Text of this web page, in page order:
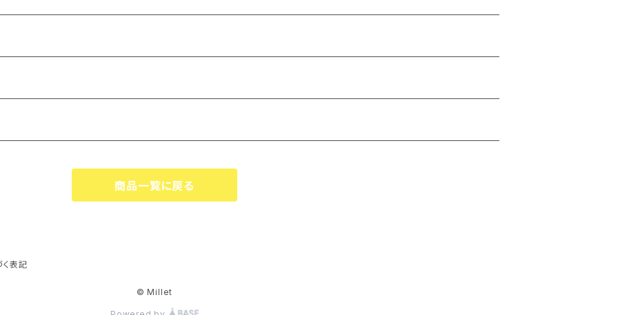
商品一覧に戻る
表記
© Millet